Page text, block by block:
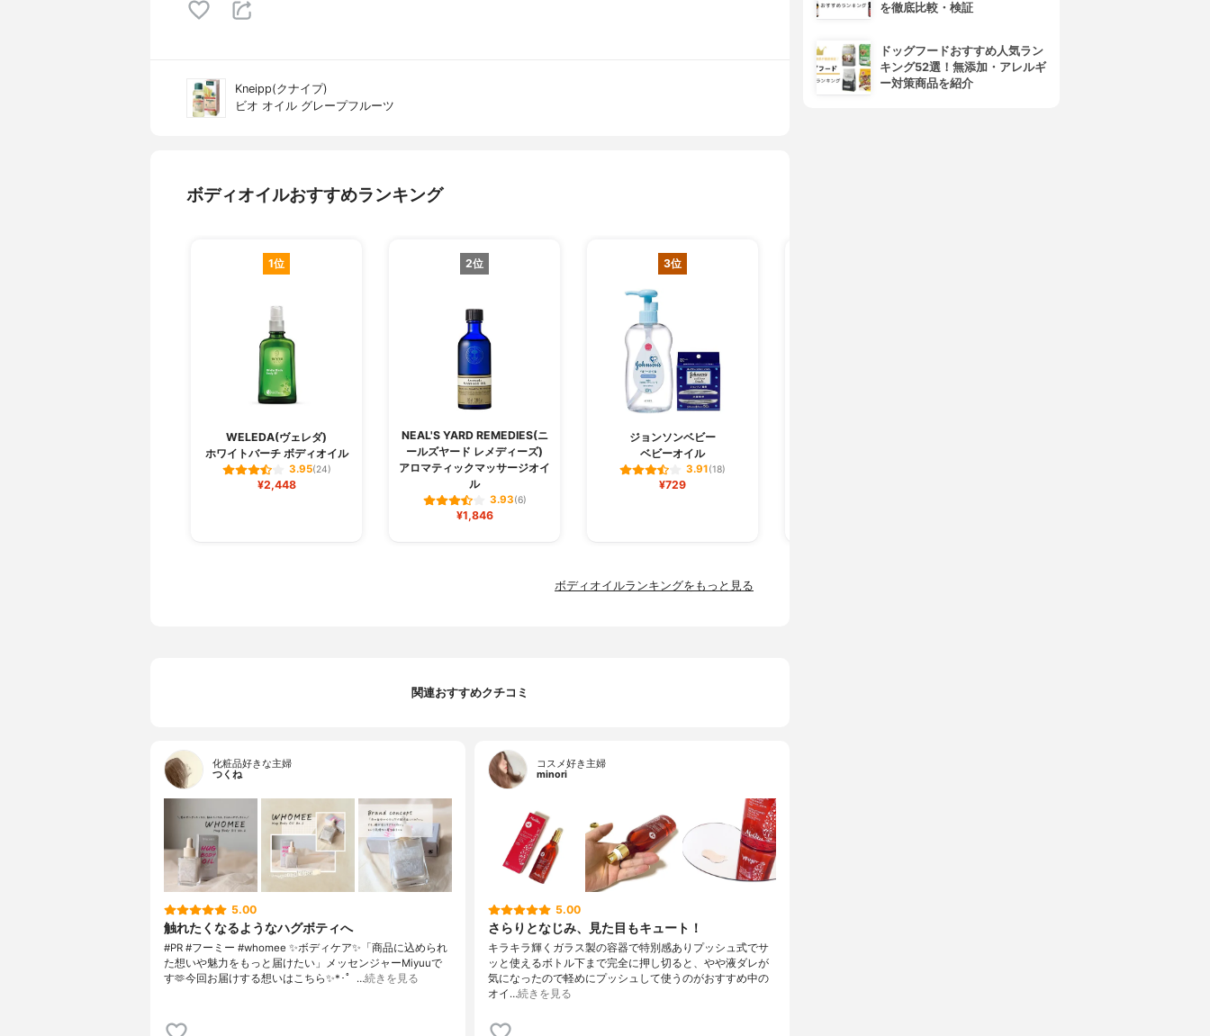
Kneipp(クナイプ)
ビオ オイル グレープフルーツ
ボディオイルおすすめランキング
1位
WELEDA(ヴェレダ)
ホワイトバーチ ボディオイル
3.95(24)
¥2,448
2位
NEAL'S YARD REMEDIES(ニ
ールズヤード レメディーズ)
アロマティックマッサージオイ
ル
3.93(6)
¥1,846
3位
ジョンソンベビー
ベビーオイル
3.91(18)
¥729
ボディオイルランキングをもっと見る
関連おすすめクチコミ
化粧品好きな主婦
つくね
5.00
触れたくなるようなハグボティへ
#PR #フーミー #whomee ✨ボディケア✨「商品に込められ
た想いや魅力をもっと届けたい」メッセンジャーMiyuuで
す🫶今回お届けする想いはこちら✨*･゜…続きを見る
コスメ好き主婦
minori
5.00
さらりとなじみ、見た目もキュート！
キラキラ輝くガラス製の容器で特別感ありプッシュ式でサ
ッと使えるボトル下まで完全に押し切ると、やや液ダレが
気になったので軽めにプッシュして使うのがおすすめ中の
オイ…続きを見る
を徹底比較・検証
ドッグフードおすすめ人気ラン
キング52選！無添加・アレルギ
ー対策商品を紹介